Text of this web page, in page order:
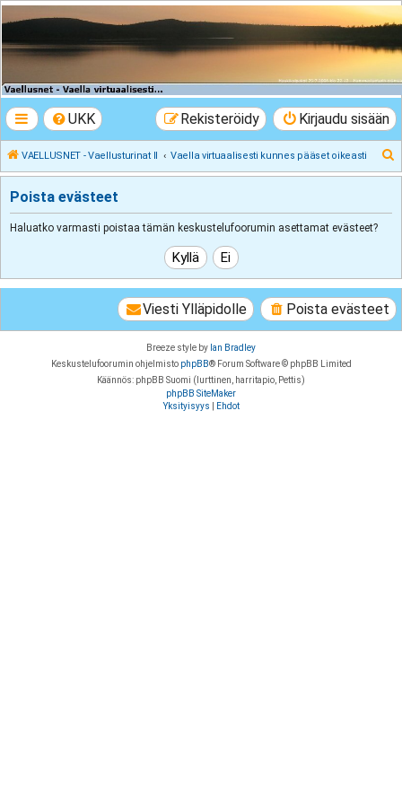
VAELLUSNET -
Vaellusturinat II
UKK Kirjaudu sisään
Rekisteröidy
VAELLUSNET - Vaellusturinat II Vaella virtuaalisesti kunnes pääset oikeasti
t
Poista evästeet
Haluatko varmasti poistaa tämän keskustelufoorumin asettamat evästeet?
Poista evästeet
Viesti Ylläpidolle
Breeze style by Ian Bradley
Keskustelufoorumin ohjelmisto phpBB® Forum Software © phpBB Limited
Käännös: phpBB Suomi (lurttinen, harritapio, Pettis)
phpBB SiteMaker
Yksityisyys
Ehdot